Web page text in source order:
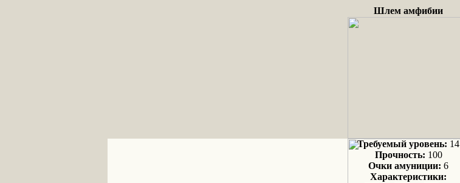
Шлем амфибии
Требуемый уровень: 14
Прочность: 100
Очки амуниции: 6
Характеристики: